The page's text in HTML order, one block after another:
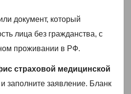
документ, который
лица без гражданства, с
проживании в РФ.
страховой медицинской
и заполните заявление. Бланк